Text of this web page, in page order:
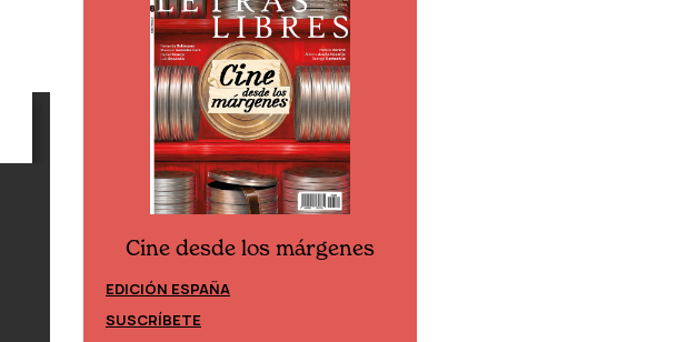
Cine desde los márgenes
EDICIÓN ESPAÑA
SUSCRÍBETE